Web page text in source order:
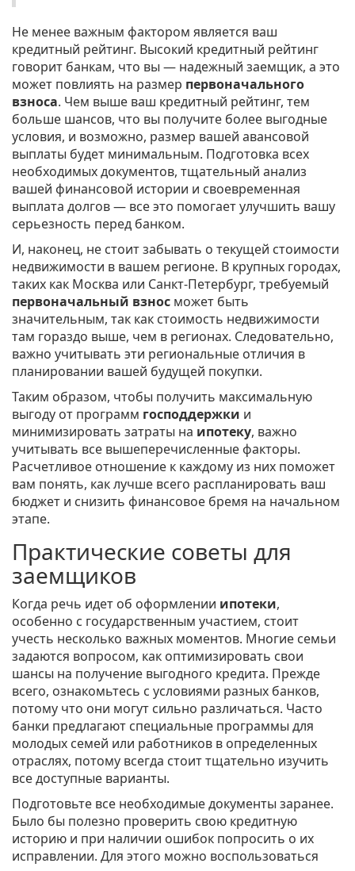
Не менее важным фактором является ваш
кредитный рейтинг. Высокий кредитный рейтинг
говорит банкам, что вы — надежный заемщик, а это
может повлиять на размер первоначального
взноса. Чем выше ваш кредитный рейтинг, тем
больше шансов, что вы получите более выгодные
условия, и возможно, размер вашей авансовой
выплаты будет минимальным. Подготовка всех
необходимых документов, тщательный анализ
вашей финансовой истории и своевременная
выплата долгов — все это помогает улучшить вашу
серьезность перед банком.
И, наконец, не стоит забывать о текущей стоимости
недвижимости в вашем регионе. В крупных городах,
таких как Москва или Санкт-Петербург, требуемый
первоначальный взнос может быть
значительным, так как стоимость недвижимости
там гораздо выше, чем в регионах. Следовательно,
важно учитывать эти региональные отличия в
планировании вашей будущей покупки.
Таким образом, чтобы получить максимальную
выгоду от программ господдержки и
минимизировать затраты на ипотеку, важно
учитывать все вышеперечисленные факторы.
Расчетливое отношение к каждому из них поможет
вам понять, как лучше всего распланировать ваш
бюджет и снизить финансовое бремя на начальном
этапе.
Практические советы для
заемщиков
Когда речь идет об оформлении ипотеки,
особенно с государственным участием, стоит
учесть несколько важных моментов. Многие семьи
задаются вопросом, как оптимизировать свои
шансы на получение выгодного кредита. Прежде
всего, ознакомьтесь с условиями разных банков,
потому что они могут сильно различаться. Часто
банки предлагают специальные программы для
молодых семей или работников в определенных
отраслях, потому всегда стоит тщательно изучить
все доступные варианты.
Подготовьте все необходимые документы заранее.
Было бы полезно проверить свою кредитную
историю и при наличии ошибок попросить о их
исправлении. Для этого можно воспользоваться